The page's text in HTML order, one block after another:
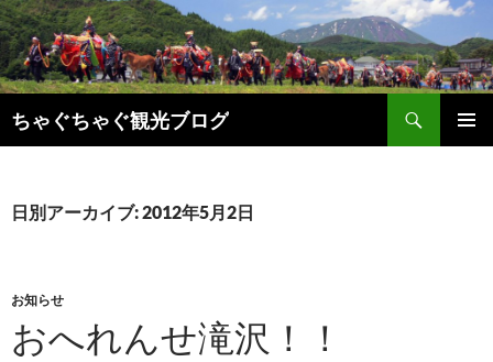
ちゃぐちゃぐ観光ブログ
索
ン
キ
ッ
プ
日別アーカイブ: 2012年5月2日
お知らせ
おへれんせ滝沢！！